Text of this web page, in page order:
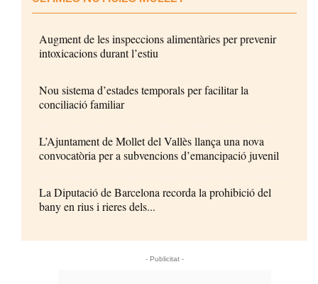
Augment de les inspeccions alimentàries per prevenir
intoxicacions durant l’estiu
Nou sistema d’estades temporals per facilitar la
conciliació familiar
L’Ajuntament de Mollet del Vallès llança una nova
convocatòria per a subvencions d’emancipació juvenil
La Diputació de Barcelona recorda la prohibició del
bany en rius i rieres dels...
- Publicitat -